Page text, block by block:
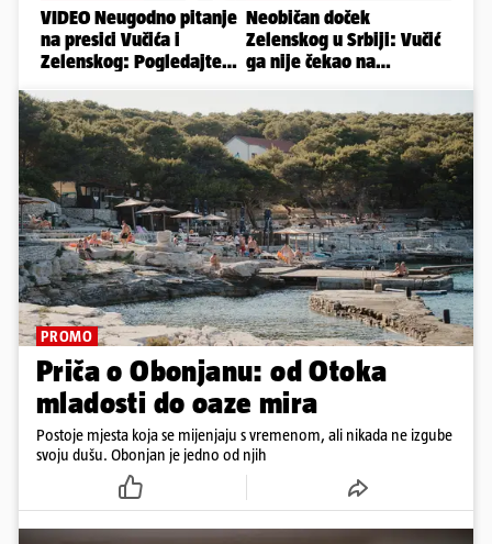
PROMO
Priča o Obonjanu: od Otoka
mladosti do oaze mira
Postoje mjesta koja se mijenjaju s vremenom, ali nikada ne izgube
svoju dušu. Obonjan je jedno od njih